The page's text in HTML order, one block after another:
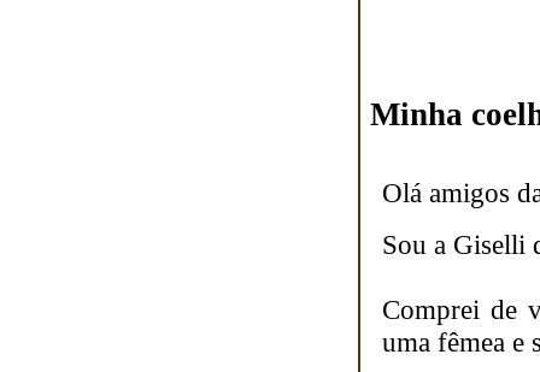
Minha
Olá amigos
Sou a Giselli
Comprei de
uma fêmea e